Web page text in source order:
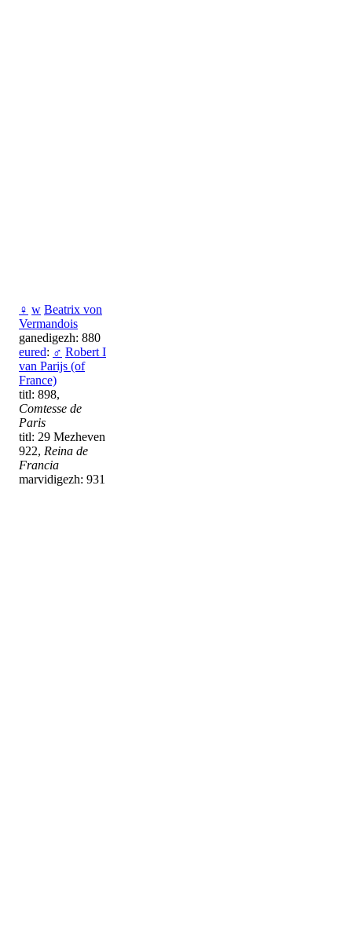
♀ w Beatrix von
Vermandois
ganedigezh: 880
eured: ♂ Robert I
van Parijs (of
France)
titl: 898,
Comtesse de
Paris
titl: 29 Mezheven
922, Reina de
Francia
marvidigezh: 931